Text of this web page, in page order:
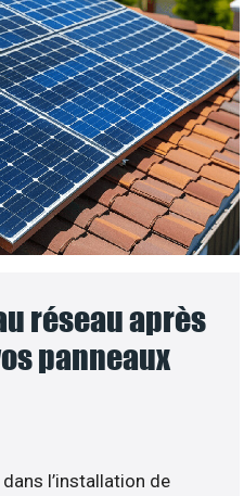
réseau après
panneaux
l’installation de